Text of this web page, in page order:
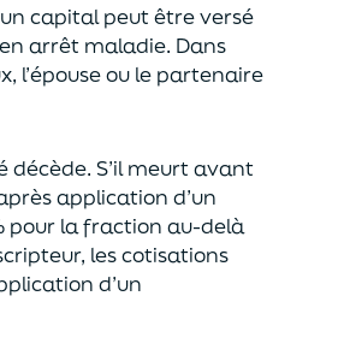
capitalpeut être versé
arrêt maladie. Dans
l’épouse ou le partenaire
décède. S’il meurt avant
application d’un
pour la fraction au-delà
les cotisations
d’un